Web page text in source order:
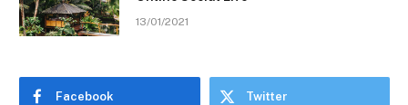
13/01/2021
Facebook Twitter